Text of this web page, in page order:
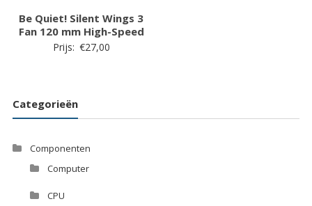
Be Quiet! Silent Wings 3
Fan 120 mm High-Speed
Prijs: €27,00
Categorieën
Componenten
Computer
CPU